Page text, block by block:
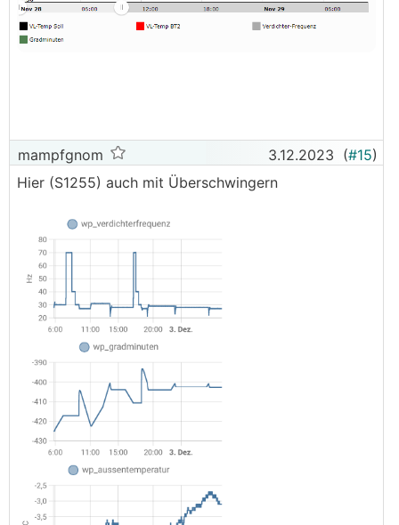
mampfgnom 3.12.2023 (#15)
Hier (S1255) auch mit Überschwingern